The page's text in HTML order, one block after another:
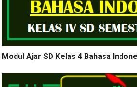
Modul Ajar SD Kelas 4 Bahasa